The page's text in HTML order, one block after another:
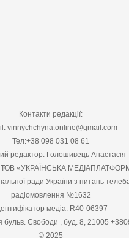
Контакти редакції:
vinnychchyna.online@gmail.com
Тел:+38 098 031 08 61
редактор: Голошивець Анастасія
ТОВ «УКРАЇНСЬКА
ради України з питань
радіомовлення №1632
медіа: R40-06397
бульв. Свободи , буд. 8, 21005
© 2025